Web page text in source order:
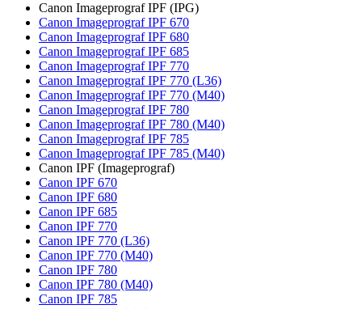
Canon Imageprograf IPF (IPG)
Canon Imageprograf IPF 670
Canon Imageprograf IPF 680
Canon Imageprograf IPF 685
Canon Imageprograf IPF 770
Canon Imageprograf IPF 770 (L36)
Canon Imageprograf IPF 770 (M40)
Canon Imageprograf IPF 780
Canon Imageprograf IPF 780 (M40)
Canon Imageprograf IPF 785
Canon Imageprograf IPF 785 (M40)
Canon IPF (Imageprograf)
Canon IPF 670
Canon IPF 680
Canon IPF 685
Canon IPF 770
Canon IPF 770 (L36)
Canon IPF 770 (M40)
Canon IPF 780
Canon IPF 780 (M40)
Canon IPF 785